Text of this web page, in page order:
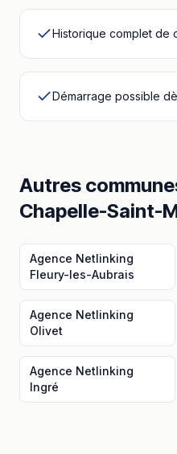
Historique complet de
Démarrage possible
Autres
Chapelle-Saint-
Agence Netlinking
Fleury-les-Aubrais
Agence Netlinking
Olivet
Agence Netlinking
Ingré